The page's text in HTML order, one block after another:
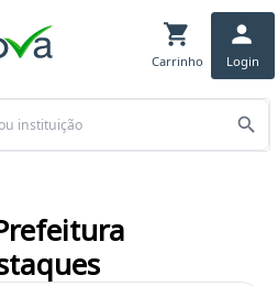
Carrinho Login